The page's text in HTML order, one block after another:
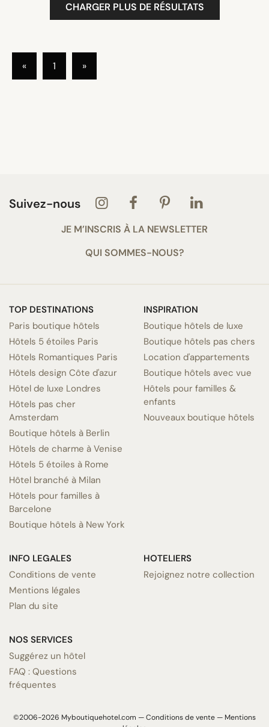
CHARGER PLUS DE RÉSULTATS
« 1 »
Suivez-nous
JE M’INSCRIS À LA NEWSLETTER
QUI SOMMES-NOUS?
TOP DESTINATIONS
Paris boutique hôtels
Hôtels 5 étoiles Paris
Hôtels Romantiques Paris
Hôtels design Côte d'azur
Hôtel de luxe Londres
Hôtels pas cher
Amsterdam
Boutique hôtels à Berlin
Hôtels de charme à Venise
Hôtels 5 étoiles à Rome
Hôtel branché à Milan
Hôtels pour familles à
Barcelone
Boutique hôtels à New York
INSPIRATION
Boutique hôtels de luxe
Boutique hôtels pas chers
Location d'appartements
Boutique hôtels avec vue
Hôtels pour familles &
enfants
Nouveaux boutique hôtels
INFO LEGALES
Conditions de vente
Mentions légales
Plan du site
NOS SERVICES
Suggérez un hôtel
FAQ : Questions
fréquentes
HOTELIERS
Rejoignez notre collection
©2006-2026 Myboutiquehotel.com —Conditions de vente —Mentions